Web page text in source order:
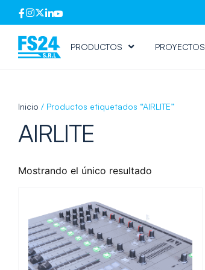
PRODUCTOS PROYECTOS
Inicio / Productos etiquetados “AIRLITE”
AIRLITE
Mostrando el único resultado